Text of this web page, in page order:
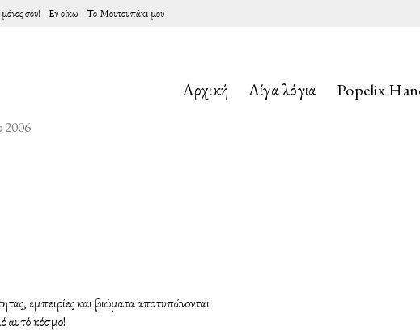
σου! Εν οίκω Το Μουτουπάκι μου
2006
Αρχική Λίγα λόγια Popelix
εμπειρίες και βιώματα αποτυπώνονται
αυτό κόσμο!